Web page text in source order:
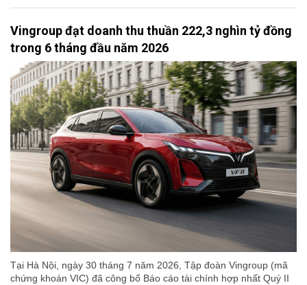
Vingroup đạt doanh thu thuần 222,3 nghìn tỷ đồng
trong 6 tháng đầu năm 2026
Tại Hà Nội, ngày 30 tháng 7 năm 2026, Tập đoàn Vingroup (mã
chứng khoán VIC) đã công bố Báo cáo tài chính hợp nhất Quý II